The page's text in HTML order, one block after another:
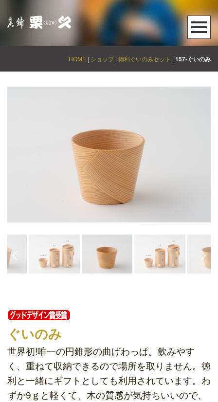
HOME | ショップ | 徳利ぐいのみセット | 157-ぐいのみ
ぐいのみ
世界初!唯一の円錐形の曲げわっぱ。飲みやす
く、重ねて収納できるので場所を取りません。徳
利と一緒にギフトとしても利用されています。わ
ずか9ｇと軽くて、木の質感が気持ちいいので、